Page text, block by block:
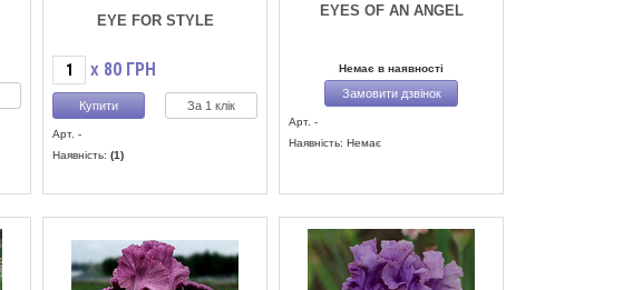
EYE FOR STYLE
X 80 ГРН
За 1 клік
Арт. -
Наявність:(1)
EYES OF AN ANGEL
Немає в наявності
Замовити дзвінок
Арт. -
Наявність: Немає